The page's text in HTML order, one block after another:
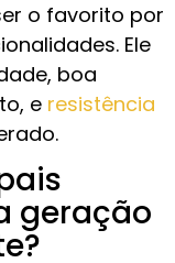
o favorito por
Ele
boa
e resistência
geração